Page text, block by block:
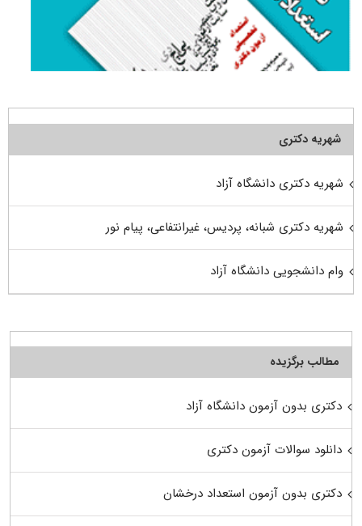
شهریه دکتری
شهریه دکتری دانشگاه آزاد
شهریه دکتری شبانه، پردیس، غیرانتفاعی، پیام نور
وام دانشجویی دانشگاه آزاد
مطالب برگزیده
دکتری بدون آزمون دانشگاه آزاد
دانلود سوالات آزمون دکتری
دکتری بدون آزمون استعداد درخشان